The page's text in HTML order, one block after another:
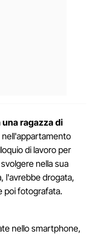
una ragazza di
nell'appartamento
di lavoro per
nella sua
l'avrebbe drogata,
poi fotografata.
nello smartphone,